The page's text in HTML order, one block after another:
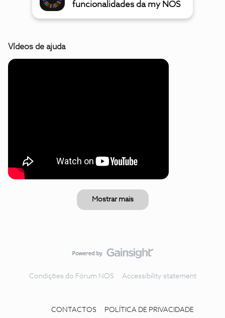
funcionalidades da my NOS
Vídeos de ajuda
Mostrar mais
Condições do Fórum NOS Accessibility statement
CONTACTOS POLÍTICA DE PRIVACIDADE